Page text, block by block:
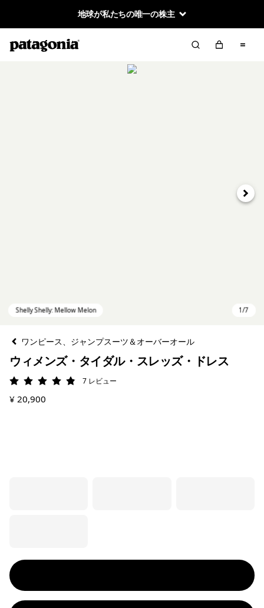
地球が私たちの唯一の株主
次へ
ワンピース、ジャンプスーツ＆オーバーオール
ウィメンズ・タイダル・スレッズ・ドレス
評価: 4.9 / 5
7 レビュー
¥ 20,900